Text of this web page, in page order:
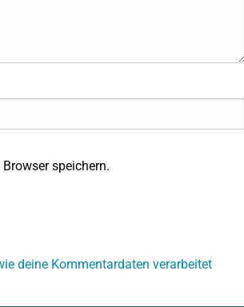
speichern.
deine Kommentardaten verarbeitet